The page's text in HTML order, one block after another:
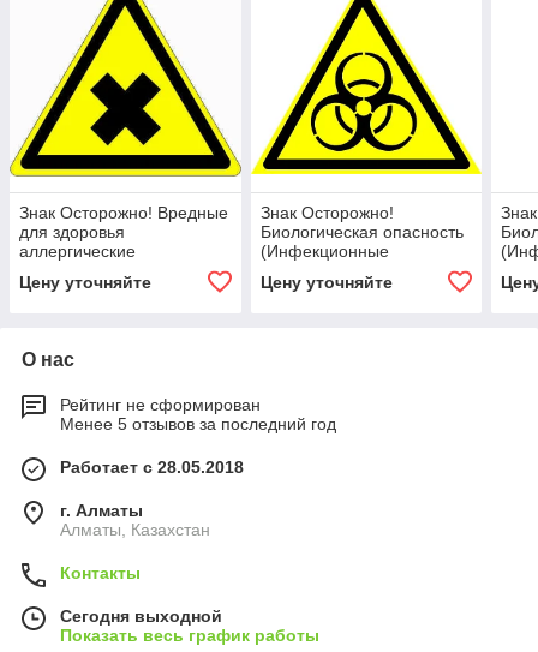
Знак Осторожно! Вредные
для здоровья
аллергические
вещества
Цену уточняйте
Знак Осторожно!
Биологическая опасность
(Инфекционные
Цену уточняйте
О нас
Рейтинг не сформирован
Менее 5 отзывов за последний год
Работает с 28.05.2018
г. Алматы
Алматы, Казахстан
Контакты
Сегодня выходной
Показать весь график работы